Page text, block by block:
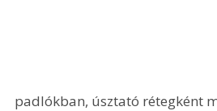
padlókban, úsztató rétegként